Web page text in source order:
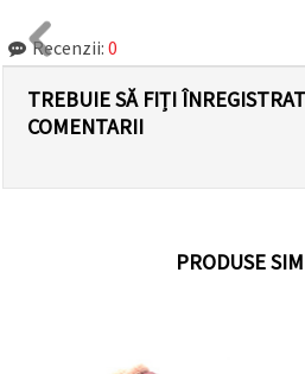
Recenzii: 0
TREBUIE SĂ FIȚI
COMENTARII
PRODUSE